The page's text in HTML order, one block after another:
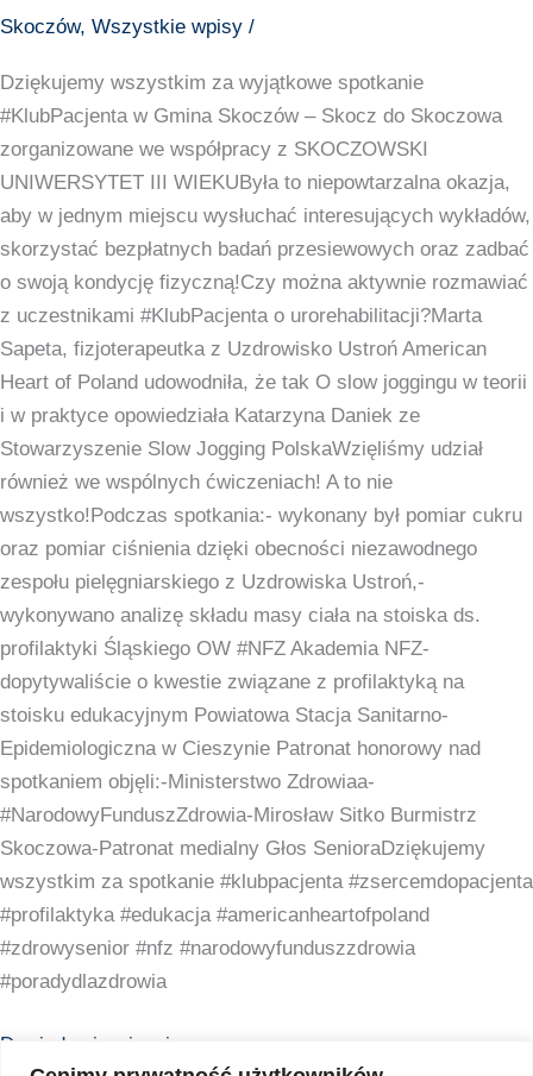
Skoczów, Wszystkie wpisy /
Dziękujemy wszystkim za wyjątkowe spotkanie
#KlubPacjenta w Gmina Skoczów – Skocz do Skoczowa
zorganizowane we współpracy z SKOCZOWSKI
UNIWERSYTET III WIEKUByła to niepowtarzalna okazja,
aby w jednym miejscu wysłuchać interesujących wykładów,
skorzystać bezpłatnych badań przesiewowych oraz zadbać
o swoją kondycję fizyczną!Czy można aktywnie rozmawiać
z uczestnikami #KlubPacjenta o urorehabilitacji?Marta
Sapeta, fizjoterapeutka z Uzdrowisko Ustroń American
Heart of Poland udowodniła, że tak O slow joggingu w teorii
i w praktyce opowiedziała Katarzyna Daniek ze
Stowarzyszenie Slow Jogging PolskaWzięliśmy udział
również we wspólnych ćwiczeniach! A to nie
wszystko!Podczas spotkania:- wykonany był pomiar cukru
oraz pomiar ciśnienia dzięki obecności niezawodnego
zespołu pielęgniarskiego z Uzdrowiska Ustroń,-
wykonywano analizę składu masy ciała na stoiska ds.
profilaktyki Śląskiego OW #NFZ Akademia NFZ-
dopytywaliście o kwestie związane z profilaktyką na
stoisku edukacyjnym Powiatowa Stacja Sanitarno-
Epidemiologiczna w Cieszynie Patronat honorowy nad
spotkaniem objęli:-Ministerstwo Zdrowiaa-
#NarodowyFunduszZdrowia-Mirosław Sitko Burmistrz
Skoczowa-Patronat medialny Głos SenioraDziękujemy
wszystkim za spotkanie #klubpacjenta #zsercemdopacjenta
#profilaktyka #edukacja #americanheartofpoland
#zdrowysenior #nfz #narodowyfunduszzdrowia
#poradydlazdrowia
zorganizowane
współpracy
ze
Skoczowskim
Uniwersytetem
III
Wieku.
Dowiedz się więcej »